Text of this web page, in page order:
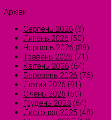
Архіви
Серпень 2026 (3)
Липень 2026 (50)
Червень 2026 (88)
Травень 2026 (71)
Квітень 2026 (64)
Березень 2026 (76)
Лютий 2026 (91)
Січень 2026 (50)
Грудень 2025 (64)
Листопад 2025 (48)